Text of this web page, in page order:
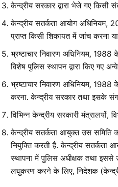
केन्द्रीय सरकार द्वारा भेजे गए किसी
केन्द्रीय सतर्कता आयोग अधिनियम,
प्राप्त किसी शिकायत में जांच करना
भ्रष्टाचार निवारण अधिनियम,
विशेष पुलिस स्थापन द्वारा किए गए
भ्रष्टाचार निवारण अधिनियम,
करना. केन्द्रीय सरकार तथा इसके
विभिन्न केन्द्रीय सरकारी
केन्द्रीय सतर्कता आयुक्त उस समिति
नियुक्ति करती है. केन्द्रीय सतर्कता
स्थापना में पुलिस अधीक्षक तथा इससे
लघुकरण करने के लिए, निदेशक